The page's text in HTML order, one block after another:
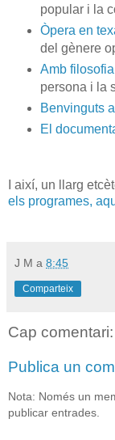
popular i la
Òpera en
del gènere
Amb filosofia
persona i la
Benvinguts a
El
I així, un llarg
els programes,
J M a 8:45
Comparteix
Cap comentari:
Publica un
Nota: Només un
publicar entrades.